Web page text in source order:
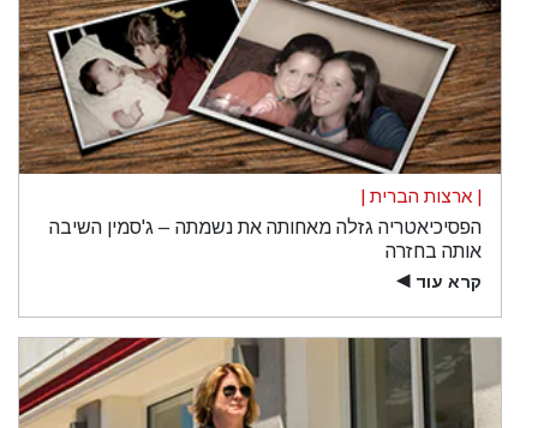
| ארצות הברית |
הפסיכיאטריה גזלה מאחותה את נשמתה – ג'סמין השיבה
אותה בחזרה
קרא עוד ▶